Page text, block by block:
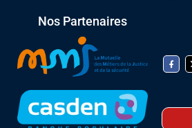
Nos Partenaires